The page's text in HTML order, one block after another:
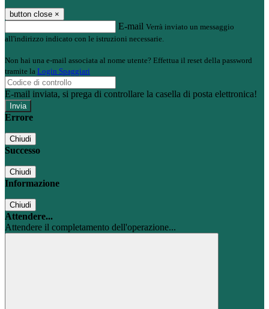
button close ×
E-mail Verrà inviato un messaggio
all'indirizzo indicato con le istruzioni necessarie.
Non hai una e-mail associata al nome utente? Effettua il reset della password
tramite la Login Spaggiari
E-mail inviata, si prega di controllare la casella di posta elettronica!
Errore
Chiudi
Successo
Chiudi
Informazione
Chiudi
Attendere...
Attendere il completamento dell'operazione...